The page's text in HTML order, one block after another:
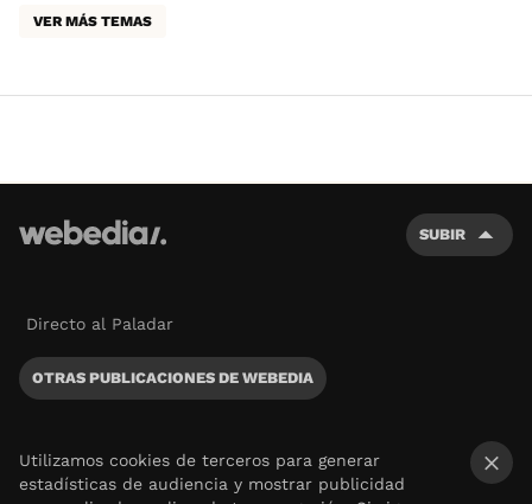
VER MÁS TEMAS
SUBIR
Directo al Paladar
OTRAS PUBLICACIONES DE WEBEDIA
Utilizamos cookies de terceros para generar
estadísticas de audiencia y mostrar publicidad